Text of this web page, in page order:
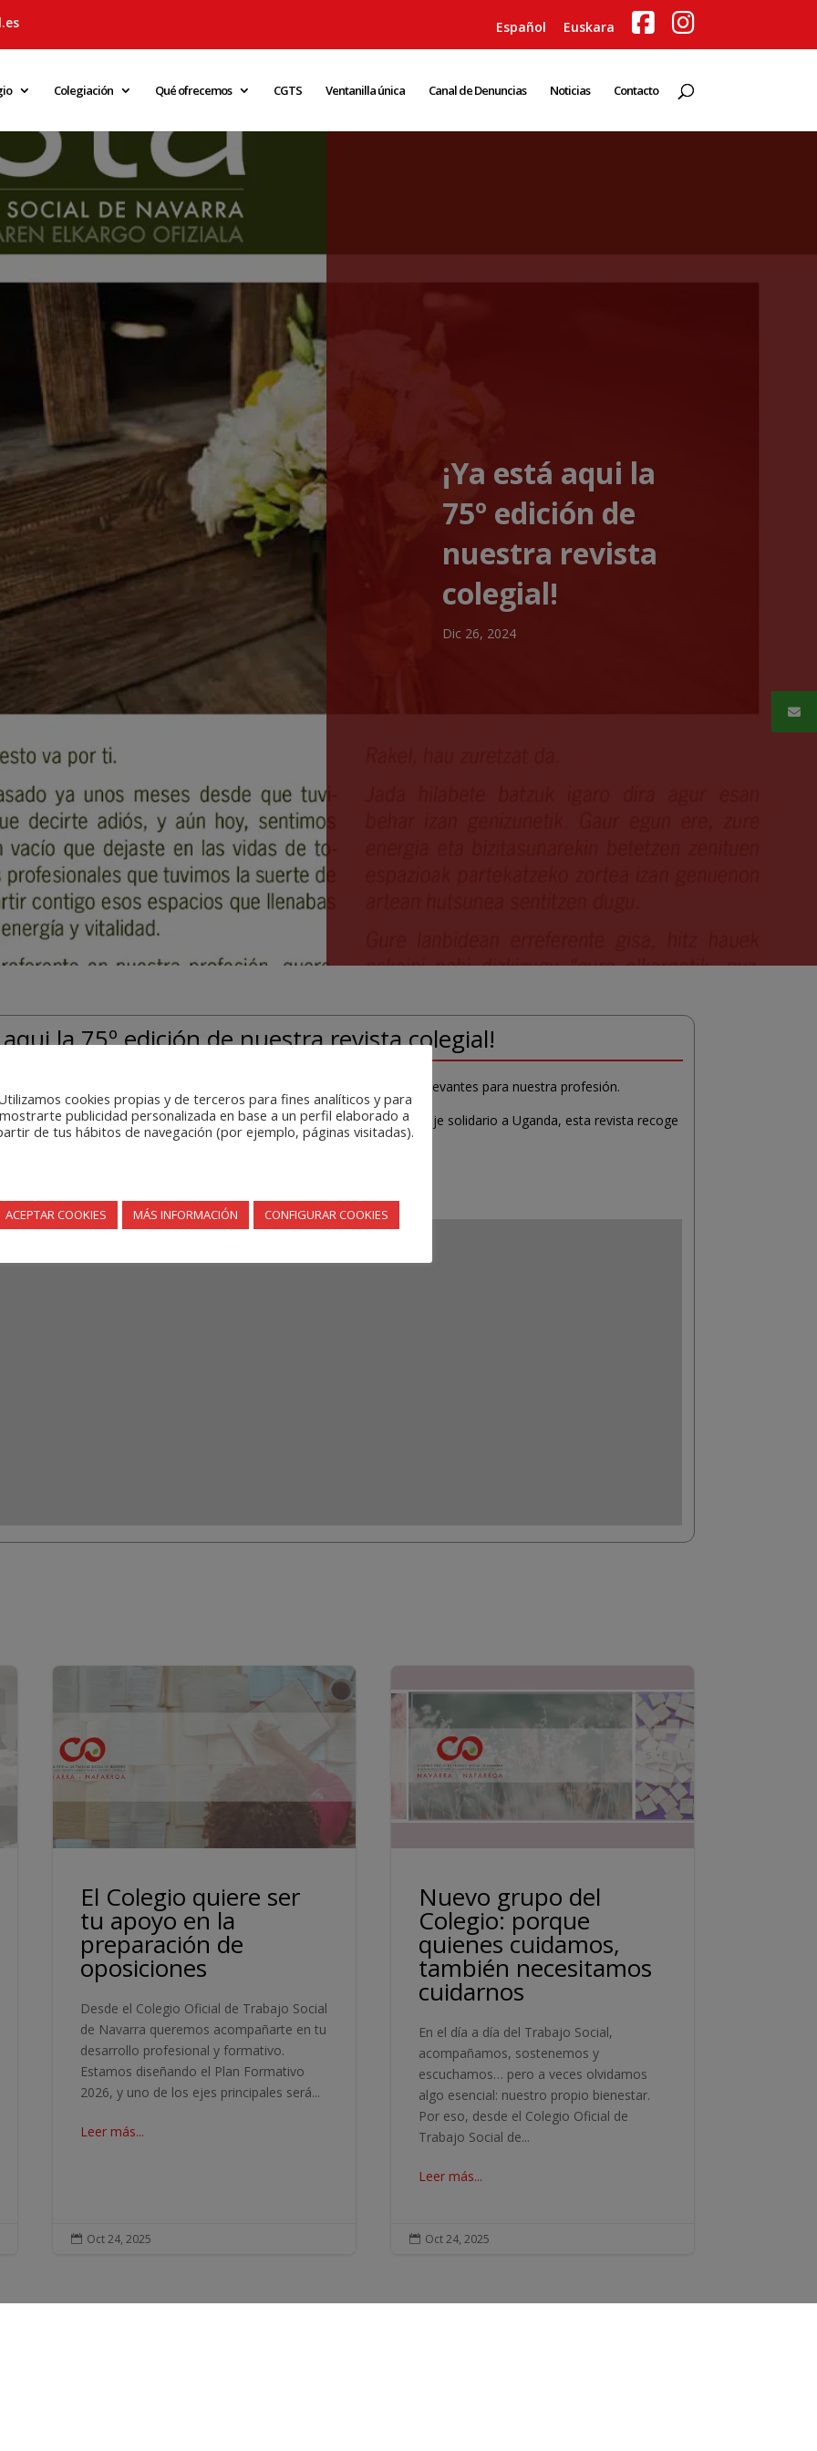
Español Euskara
Colegiación Qué ofrecemos CGTS Ventanilla única Canal de Denuncias Noticias Contacto
¡Ya está aqui la
75º edición de
nuestra revista
colegial!
Dic 26, 2024
aqui la 75º edición de nuestra revista colegial!
un número especial lleno de actualidad, reflexiones y novedades relevantes para nuestra profesión.
y Significadoen salud mental hasta el emocionante relato de un viaje solidario a Uganda, esta revista recoge
seguir creciendo juntas y juntos como comunidad profesional.
nueva entrega.
El Colegio quiere ser
tu apoyo en la
preparación de
oposiciones
Desde el Colegio Oficial de Trabajo Social
de Navarra queremos acompañarte en tu
desarrollo profesional y formativo.
Estamos diseñando el Plan Formativo
2026, y uno de los ejes principales será...
Leer más...
 Oct 24, 2025
Nuevo grupo del
Colegio: porque
quienes cuidamos,
también necesitamos
cuidarnos
En el día a día del Trabajo Social,
acompañamos, sostenemos y
escuchamos… pero a veces olvidamos
algo esencial: nuestro propio bienestar.
Por eso, desde el Colegio Oficial de
Trabajo Social de...
Leer más...
 Oct 24, 2025
cookies propias y de terceros para fines analíticos y para
mostrarte publicidad personalizada en base a un perfil elaborado a
de tus hábitos de navegación (por ejemplo, páginas visitadas).
ACEPTAR COOKIES MÁS INFORMACIÓN CONFIGURAR COOKIES